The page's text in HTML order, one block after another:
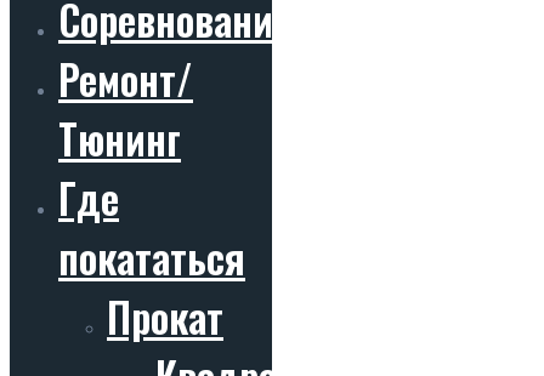
Соревнования
Ремонт/
Тюнинг
Где
покататься
Прокат